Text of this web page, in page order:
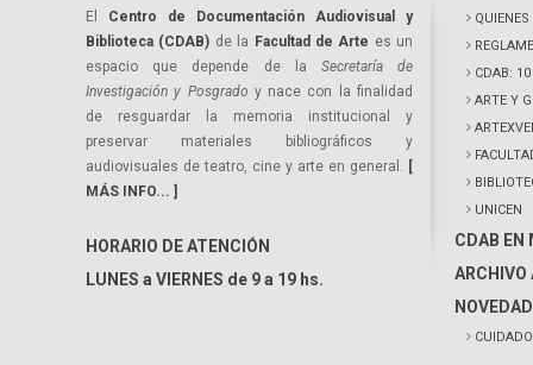
El Centro de Documentación Audiovisual y
Biblioteca (CDAB) de la Facultad de Arte es un
espacio que depende de la Secretaría de
Investigación y Posgrado y nace con la finalidad
de resguardar la memoria institucional y
preservar materiales bibliográficos y
audiovisuales de teatro, cine y arte en general. [
MÁS INFO... ]
HORARIO DE ATENCIÓN
LUNES a VIERNES de 9 a 19 hs.
CDAB:
ARTE Y
UNICEN
CDAB EN
ARCHIVO